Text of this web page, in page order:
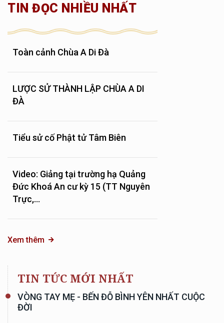
TIN ĐỌC NHIỀU NHẤT
Toàn cảnh Chùa A Di Đà
LƯỢC SỬ THÀNH LẬP CHÙA A DI
ĐÀ
Tiểu sử cố Phật tử Tâm Biên
Video: Giảng tại trường hạ Quảng
Đức Khoá An cư kỳ 15 (TT Nguyên
Trực,...
Xem thêm
TIN TỨC MỚI NHẤT
VÒNG TAY MẸ - BẾN ĐỖ BÌNH YÊN NHẤT CUỘC
ĐỜI